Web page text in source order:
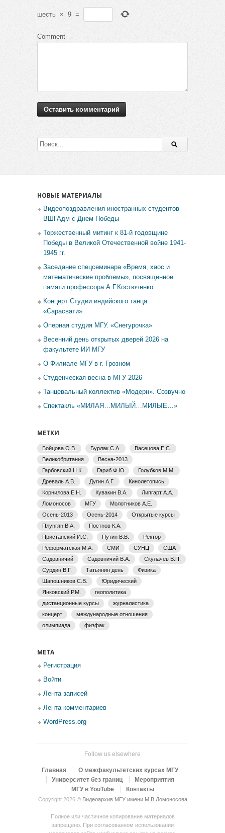
шесть × 9 =
Comment
НОВЫЕ МАТЕРИАЛЫ
Видеопоздравления иностранных студентов
ВШГАдм с Днем Победы
Торжественный митинг к 81-й годовщине
Победы в Великой Отечественной войне 1941-
1945 гг.
Заседание спецсеминара «Время, хаос и
математические проблемы», посвященное
памяти профессора А.Г.Костюченко
Концерт Студии индийского танца
«Сарасвати»
Оперная студия МГУ. «Снегурочка»
Весенний день открытых дверей 2026 на
факультете ИИ МГУ
О Филиале МГУ в г. Грозном
Студенческая весна в МГУ 2026
Танцевальный коллектив «Модерн». Созвучно
Спектакль «МИЛАЯ…МИЛЫЙ…МИЛЫЕ…»
МЕТКИ
Бойцова О.В. Бурлак С.А.
Васецова Е.С.
Великобритания
Весна-2013
Гарбовский Н.К.
Гариб Ф.Ю
Голубков М.М.
Древаль А.В.
Дугин А.Г.
Кинолетопись
Корнилова Е.Н.
Кувакин В.А.
Липгарт А.А.
Ломоносов
МГУ
Молотников А.Е.
Осень-2013
Осень-2014
Открытые курсы
Плунгян В.А.
Постнов К.А.
Пристанский И.С.
Путин В.В.
Ректор
Реформатская М.А.
СМИ СУНЦ
США
Садовничий
Садовничий В.А.
Скулачёв В.П.
Сурдин В.Г.
Татьянин день
Физика
Шапошников С.В.
Юридический
Янковский Р.М.
геополитика
дистанционные курсы
журналистика
концерт
международные отношения
олимпиада
физфак
МЕТА
Регистрация
Войти
Лента записей
Лента комментариев
WordPress.org
Follow us elsewhere
Главная
О межфакультетских курсах МГУ
Университет без границ
Мероприятия
МГУ в YouTube
Контакты
Copyright 2026 © Видеоархив МГУ имени М.В.Ломоносова
Полное или частичное копирование материалов
запрещено. При согласованном использовании